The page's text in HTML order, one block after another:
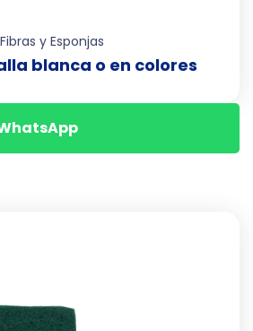
Fibras y Esponjas
blanca o en colores